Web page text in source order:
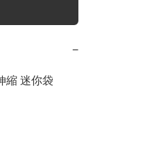
−
縮 迷你袋